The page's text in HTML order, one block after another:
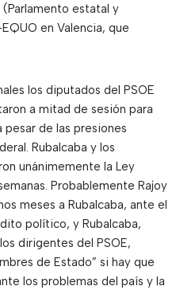
estatal y
en Valencia, que
los diputados del PSOE
a mitad de sesión para
de las presiones
Rubalcaba y los
unánimemente la Ley
Probablemente Rajoy
meses a Rubalcaba, ante el
político, y Rubalcaba,
dirigentes del PSOE,
de Estado” si hay que
los problemas del país y la